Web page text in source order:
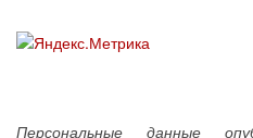
Персональные данные